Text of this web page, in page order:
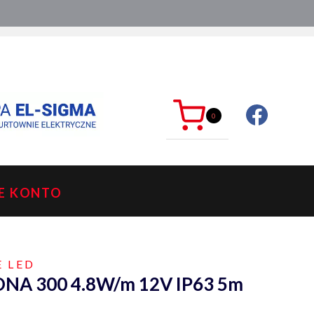
0
KONTO
LED
300 4.8W/m 12V IP63 5m